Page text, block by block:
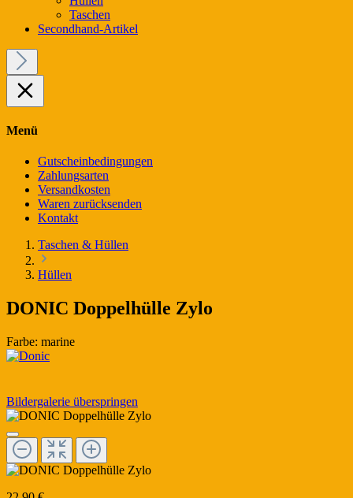
Taschen
Secondhand-Artikel
Menü
Gutscheinbedingungen
Zahlungsarten
Versandkosten
Waren zurücksenden
Kontakt
Taschen & Hüllen
Hüllen
DONIC Doppelhülle Zylo
Farbe: marine
Bildergalerie überspringen